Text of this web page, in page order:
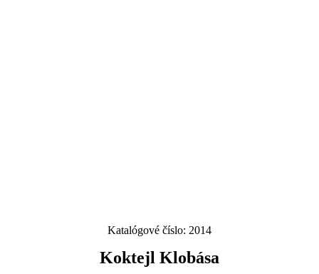
Katalógové číslo: 2014
Koktejl Klobása